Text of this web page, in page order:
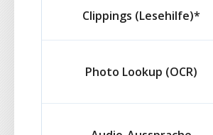
Clippings (Lesehilfe)*
Photo Lookup (OCR)